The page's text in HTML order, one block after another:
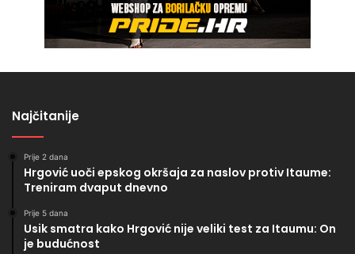
Najčitanije
Prije 2 dana
Hrgović uoči epskog okršaja za naslov protiv Itaume:
Treniram dvaput dnevno
Prije 5 dana
Usik smatra kako Hrgović nije veliki test za Itaumu: On
je budućnost